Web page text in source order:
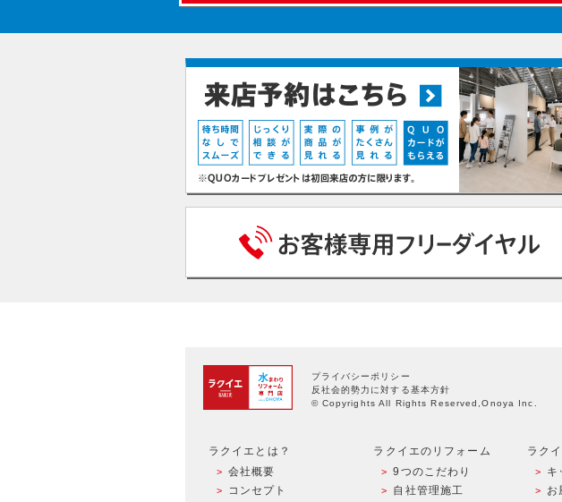
プライバシーポリシー
反社会的勢力に対する基本方針
© Copyrights All Rights Reserved,Onoya Inc.
ラクイエとは？
会社概要
コンセプト
ラクイエのリフォーム
9つのこだわり
自社管理施工
ラク
キ
お